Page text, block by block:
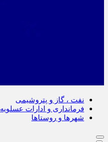
نفت ، گاز و پتروشیمی
فرمانداری و ادارات عسلویه
شهرها و روستاها